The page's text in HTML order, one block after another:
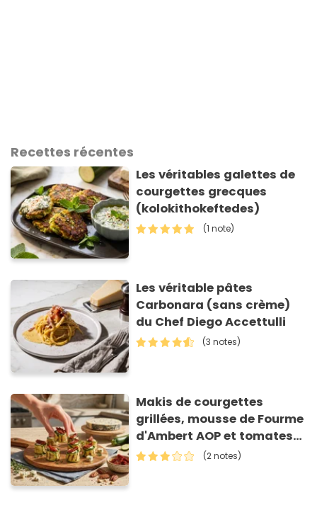
Recettes récentes
Les véritables galettes de
courgettes grecques
(kolokithokeftedes)
(1 note)
Les véritable pâtes
Carbonara (sans crème)
du Chef Diego Accettulli
(3 notes)
Makis de courgettes
grillées, mousse de Fourme
d'Ambert AOP et tomates
séchées
(2 notes)